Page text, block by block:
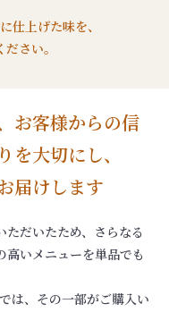
仕上げた味を、
さい。
お客様からの信
大切にし、
届けします
だいたため、さらなる
高いメニューを単品でも
は、その一部がご購入い